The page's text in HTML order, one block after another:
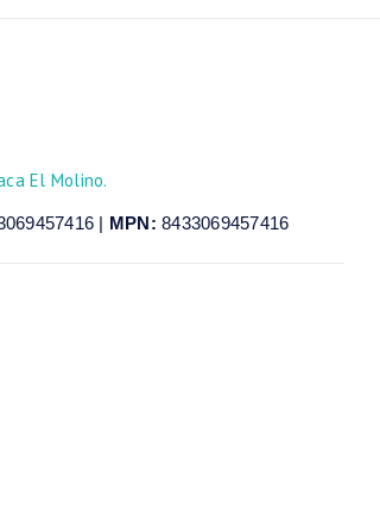
El Molino.
| MPN: 8433069457416